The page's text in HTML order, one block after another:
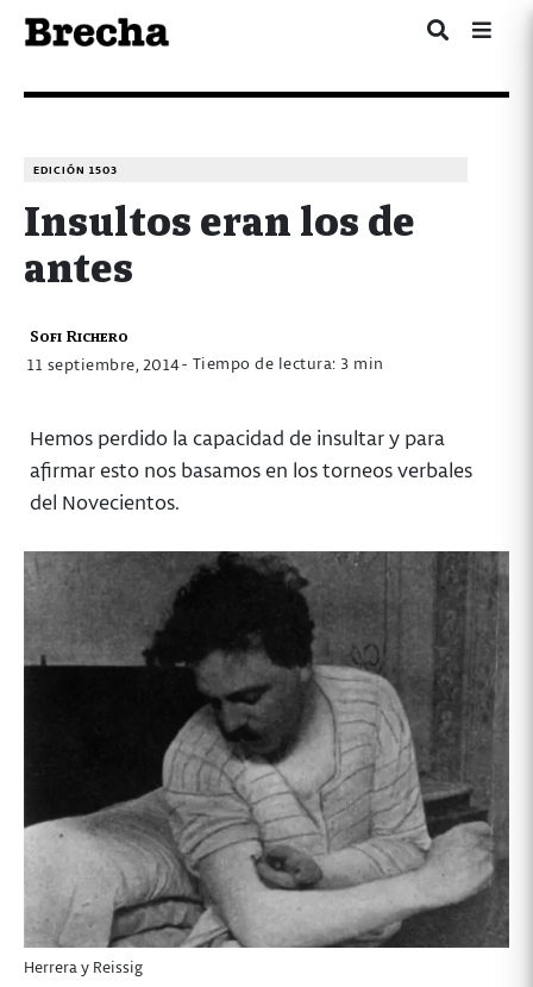
EDICIÓN 1503
Insultos eran los de
antes
Sofi Richero
11 septiembre, 2014- Tiempo de lectura: 3 min
Hemos perdido la capacidad de insultar y para
afirmar esto nos basamos en los torneos verbales
del Novecientos.
Herrera y Reissig